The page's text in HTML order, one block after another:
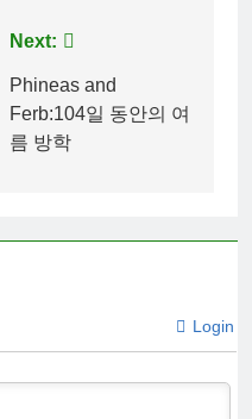
Next:
Phineas and
Ferb:104일 동안의 여
름 방학
Login